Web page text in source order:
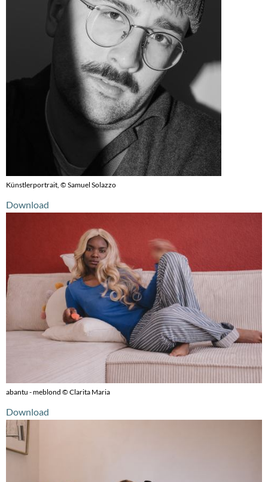
Künstlerportrait, © Samuel Solazzo
Download
abantu - meblond © Clarita Maria
Download